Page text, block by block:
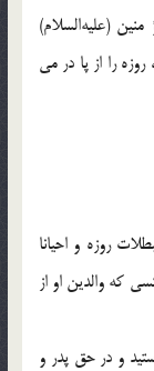
(علیه‌السلام)
را از پا در مى
روزه و احیانا
كه والدین او از
و در حق پدر و